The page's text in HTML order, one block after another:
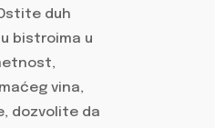
duh
bistroima u
vina,
dozvolite da